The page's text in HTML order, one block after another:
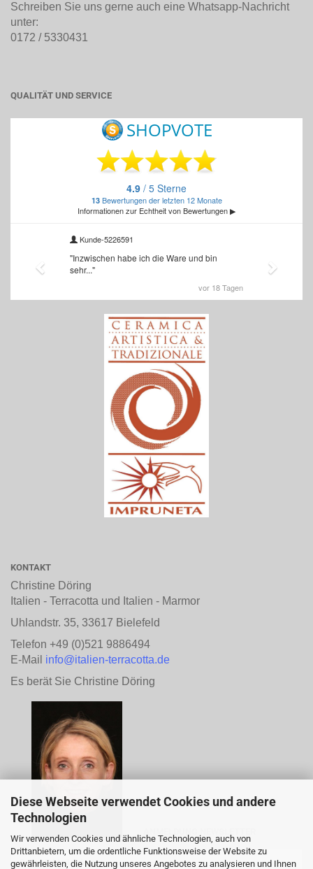
Diese Webseite verwendet Cookies und andere
Technologien
Wir verwenden Cookies und ähnliche Technologien, auch von
Drittanbietern, um die ordentliche Funktionsweise der Website zu
gewährleisten, die Nutzung unseres Angebotes zu analysieren und Ihnen
Schreiben Sie uns gerne auch eine Whatsapp-Nachricht
unter:
0172 / 5330431
QUALITÄT UND SERVICE
KONTAKT
Christine Döring
Italien - Terracotta und Italien - Marmor
Uhlandstr. 35, 33617 Bielefeld
Telefon +49 (0)521 9886494
E-Mail info@italien-terracotta.de
Es berät Sie Christine Döring